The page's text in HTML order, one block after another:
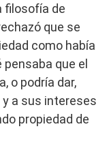
filosofía de
que se
como había
pensaba que el
o podría dar,
a sus intereses
propiedad de